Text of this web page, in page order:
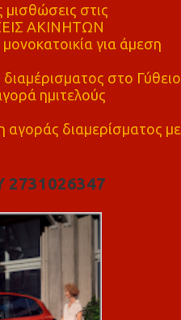
μισθώσεις στις
ΑΚΙΝΗΤΩΝ
για άμεση
στο Γύθειο
ημιτελούς
αγοράς διαμερίσματος με